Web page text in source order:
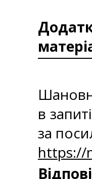
в
за
https://